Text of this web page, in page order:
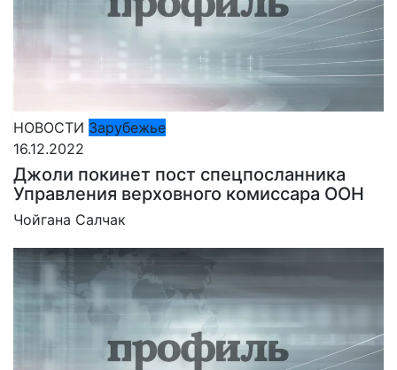
НОВОСТИ Зарубежье
16.12.2022
Джоли покинет пост спецпосланника
Управления верховного комиссара ООН
Чойгана Салчак